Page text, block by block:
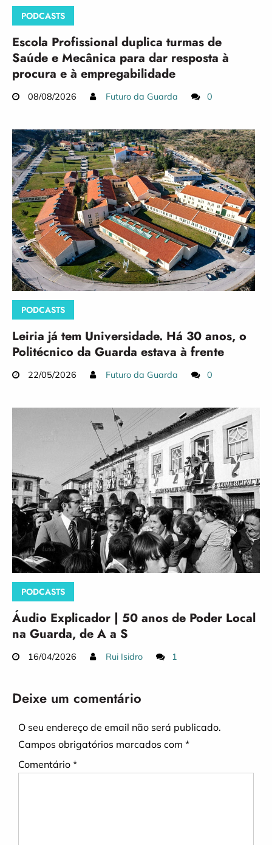
PODCASTS
Escola Profissional duplica turmas de
Saúde e Mecânica para dar resposta à
procura e à empregabilidade
08/08/2026 Futuro da Guarda 0
PODCASTS
Leiria já tem Universidade. Há 30 anos, o
Politécnico da Guarda estava à frente
22/05/2026 Futuro da Guarda 0
PODCASTS
Áudio Explicador | 50 anos de Poder Local
na Guarda, de A a S
16/04/2026 Rui Isidro 1
Deixe um comentário
O seu endereço de email não será publicado.
Campos obrigatórios marcados com *
Comentário *